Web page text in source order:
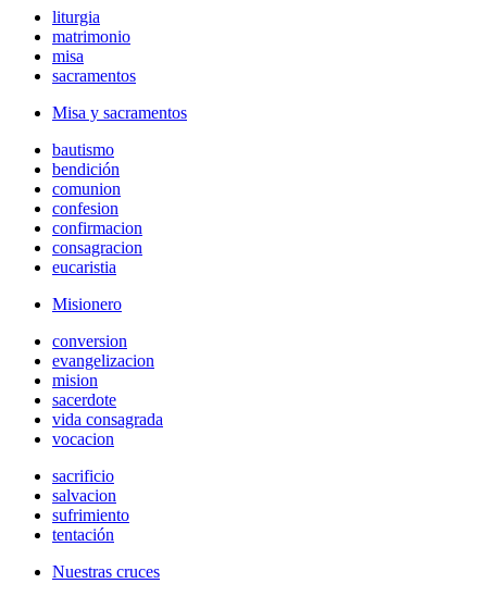
liturgia
matrimonio
misa
sacramentos
Misa y sacramentos
bautismo
bendición
comunion
confesion
confirmacion
consagracion
eucaristia
Misionero
conversion
evangelizacion
mision
sacerdote
vida consagrada
vocacion
sacrificio
salvacion
sufrimiento
tentación
Nuestras cruces